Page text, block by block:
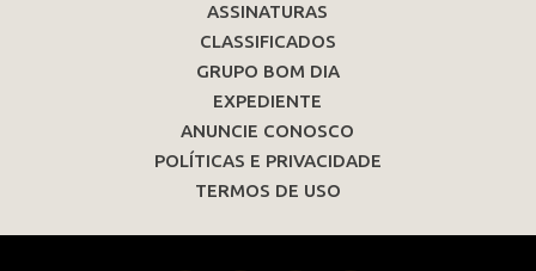
ASSINATURAS
CLASSIFICADOS
GRUPO BOM DIA
EXPEDIENTE
ANUNCIE CONOSCO
POLÍTICAS E PRIVACIDADE
TERMOS DE USO